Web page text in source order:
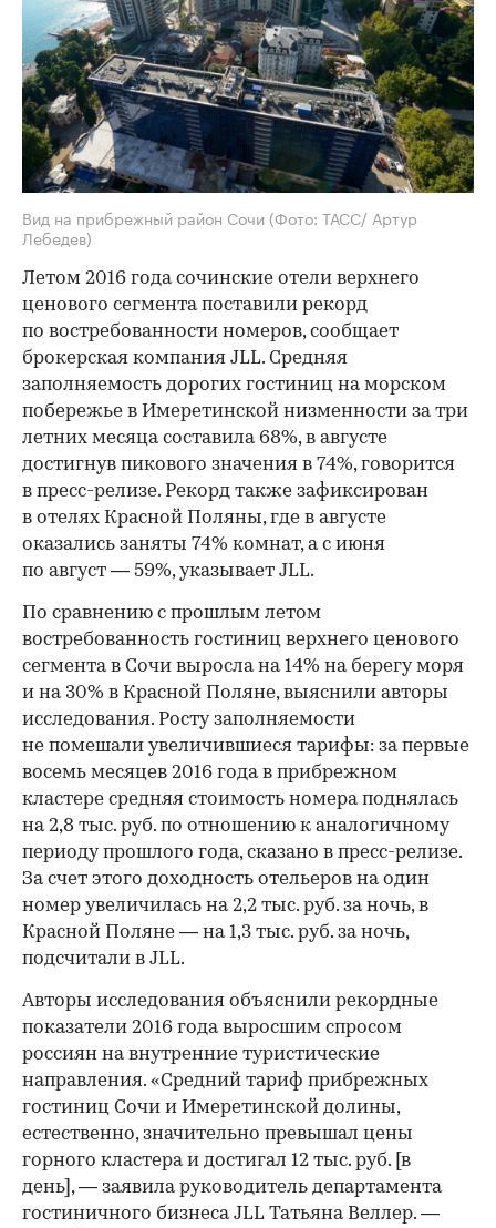
Вид на прибрежный район Сочи (Фото: ТАСС/ Артур
Лебедев)
Летом 2016 года сочинские отели верхнего
ценового сегмента поставили рекорд
по востребованности номеров, сообщает
брокерская компания JLL. Средняя
заполняемость дорогих гостиниц на морском
побережье в Имеретинской низменности за три
летних месяца составила 68%, в августе
достигнув пикового значения в 74%, говорится
в пресс-релизе. Рекорд также зафиксирован
в отелях Красной Поляны, где в августе
оказались заняты 74% комнат, а с июня
по август — 59%, указывает JLL.
По сравнению с прошлым летом
востребованность гостиниц верхнего ценового
сегмента в Сочи выросла на 14% на берегу моря
и на 30% в Красной Поляне, выяснили авторы
исследования. Росту заполняемости
не помешали увеличившиеся тарифы: за первые
восемь месяцев 2016 года в прибрежном
кластере средняя стоимость номера поднялась
на 2,8 тыс. руб. по отношению к аналогичному
периоду прошлого года, сказано в пресс-релизе.
За счет этого доходность отельеров на один
номер увеличилась на 2,2 тыс. руб. за ночь, в
Красной Поляне — на 1,3 тыс. руб. за ночь,
подсчитали в JLL.
Авторы исследования объяснили рекордные
показатели 2016 года выросшим спросом
россиян на внутренние туристические
направления. «Средний тариф прибрежных
гостиниц Сочи и Имеретинской долины,
естественно, значительно превышал цены
горного кластера и достигал 12 тыс. руб. [в
день], — заявила руководитель департамента
гостиничного бизнеса JLL Татьяна Веллер. —